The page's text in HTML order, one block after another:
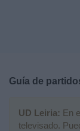
Guía de
UD Leiria: En
televisado.
Noticias
Widget